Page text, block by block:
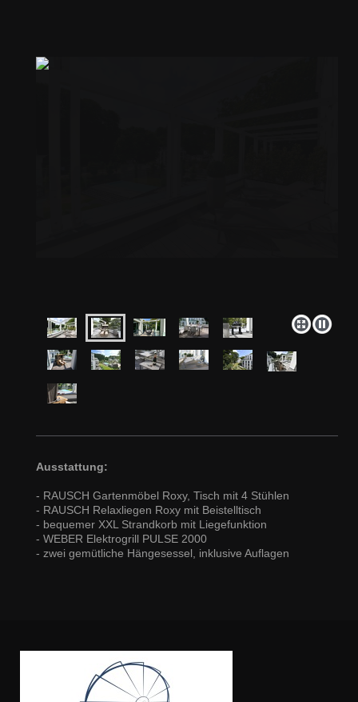
Ausstattung:
- RAUSCH Gartenmöbel Roxy, Tisch mit 4 Stühlen
- RAUSCH Relaxliegen Roxy mit Beistelltisch
- bequemer XXL Strandkorb mit Liegefunktion
- WEBER Elektrogrill PULSE 2000
- zwei gemütliche Hängesessel, inklusive Auflagen